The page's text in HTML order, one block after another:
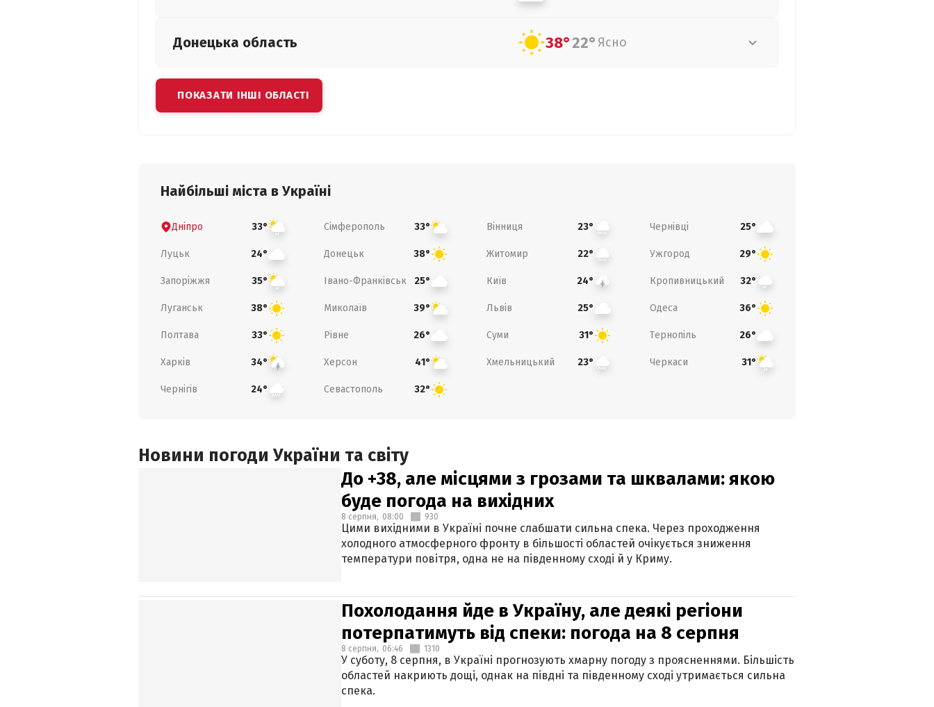
Донецька область 38°22° Ясно
ПОКАЗАТИ ІНШІ ОБЛАСТІ
Найбільші міста в Україні
Дніпро 33° Сімферополь 33° Вінниця 23° Чернівці 25°
Луцьк 24° Донецьк 38° Житомир 22° Ужгород 29°
Запоріжжя 35° Івано-Франківськ 25° Київ 24° Кропивницький 32°
Луганськ 38° Миколаїв 39° Львів 25° Одеса 36°
Полтава 33° Рівне 26° Суми 31° Тернопіль 26°
Харків 34° Херсон 41° Хмельницький 23° Черкаси 31°
Чернігів 24° Севастополь 32°
Новини погоди України та світу
До +38, але місцями з грозами та шквалами: якою
буде погода на вихідних
8 серпня, 08:00 930
Цими вихідними в Україні почне слабшати сильна спека. Через проходження
холодного атмосферного фронту в більшості областей очікується зниження
температури повітря, одна не на південному сході й у Криму.
Похолодання йде в Україну, але деякі регіони
потерпатимуть від спеки: погода на 8 серпня
8 серпня, 06:46 1310
У суботу, 8 серпня, в Україні прогнозують хмарну погоду з проясненнями. Більшість
областей накриють дощі, однак на півдні та південному сході утримається сильна
спека.